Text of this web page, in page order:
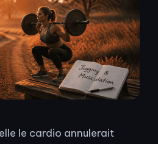
le cardio annulerait